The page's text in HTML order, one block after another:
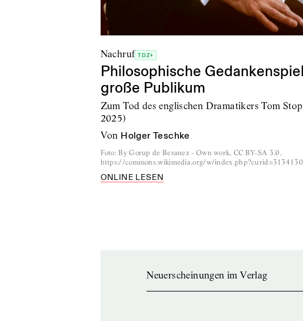
Nachruf TDZ+
Philosophische
große Publikum
Zum Tod des englischen Dramatikers Tom
2025)
von Holger Teschke
Foto: By Gorup de Besanez - Own work, CC BY-SA 3.0,
https://commons.wikimedia.org/w/
ONLINE LESEN
Neuerscheinungen im Verlag